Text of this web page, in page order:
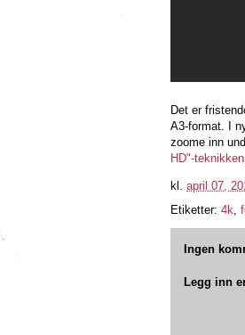
Det er
A3-format. I
zoome inn
HD"-teknikken
kl. april 07,
Etiketter: 4k
Ingen
Legg inn